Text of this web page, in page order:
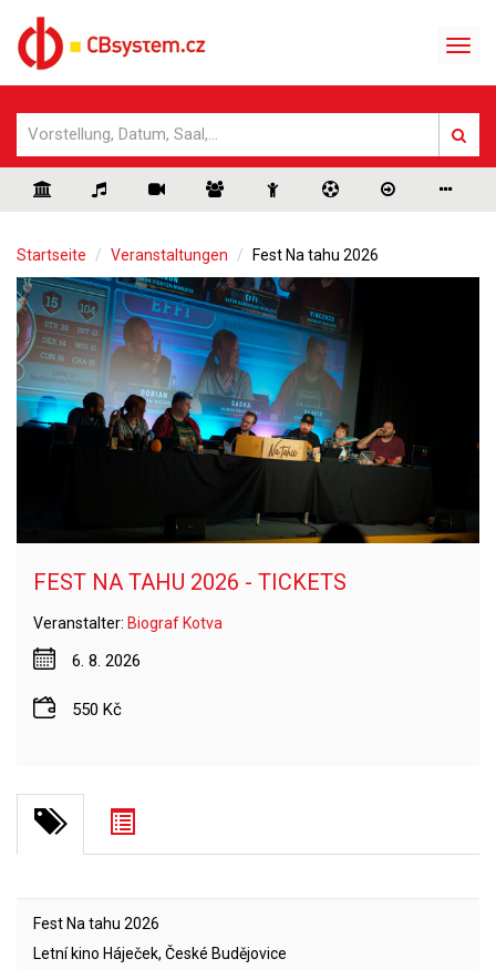
Startseite Veranstaltungen Fest Na tahu 2026
FEST NA TAHU 2026 - TICKETS
Veranstalter: Biograf Kotva
6. 8. 2026
550 Kč
Fest Na tahu 2026
Letní kino Háječek, České Budějovice